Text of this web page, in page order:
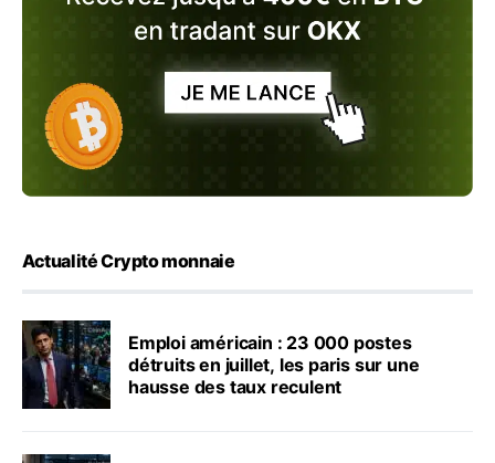
Actualité Crypto monnaie
Emploi américain : 23 000 postes
détruits en juillet, les paris sur une
hausse des taux reculent